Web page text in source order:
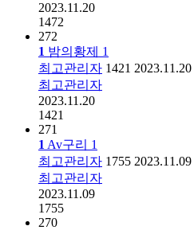
2023.11.20
1472
272
1 밤의황제 1
최고관리자 1421 2023.11.20
최고관리자
2023.11.20
1421
271
1 Av구리 1
최고관리자 1755 2023.11.09
최고관리자
2023.11.09
1755
270